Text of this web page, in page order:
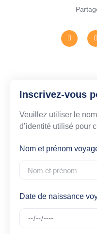
Inscrivez-vous
Veuillez utiliser le
d’identité utilisé pour
Nom et prénom
Date de naissance